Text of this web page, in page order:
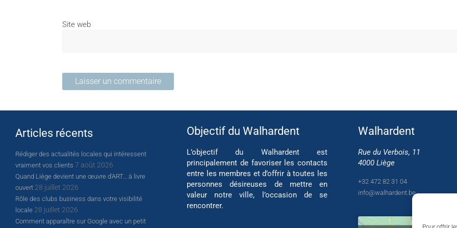
Site web
Articles récents
Rédiger des actualités locales qui intéressent
vraiment vos clients 7 août 2026
Quand Liège devient une œuvre d’ART… à livre
ouvert 28 juillet 2026
Rôle des clubs business dans votre visibilité
locale 28 juillet 2026
Comment apparaître sur Google avec un petit
Objectif du Walhardent
L’objectif du Walhardent est
principalement de favoriser les contacts
entre les membres et d’offrir à toutes les
personnes désireuses de mettre en
valeur notre ville, l’occasion de se
rencontrer.
Walhardent
Rue du Verbois, 11
4000 Liège
+32 472 82 31 04
info@walhardent.be